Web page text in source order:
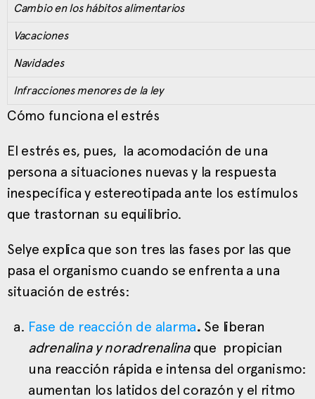
Cambio en los hábitos alimentarios
Vacaciones
Navidades
Infracciones menores de la ley
Cómo funciona el estrés
El estrés es, pues, la acomodación de una
persona a situaciones nuevas y la respuesta
inespecífica y estereotipada ante los estímulos
que trastornan su equilibrio.
Selye explica que son tres las fases por las que
pasa el organismo cuando se enfrenta a una
situación de estrés:
Fase de reacción de alarma. Se liberan
adrenalina y noradrenalinaque propician
una reacción rápida e intensa del organismo:
aumentan los latidos del corazón y el ritmo